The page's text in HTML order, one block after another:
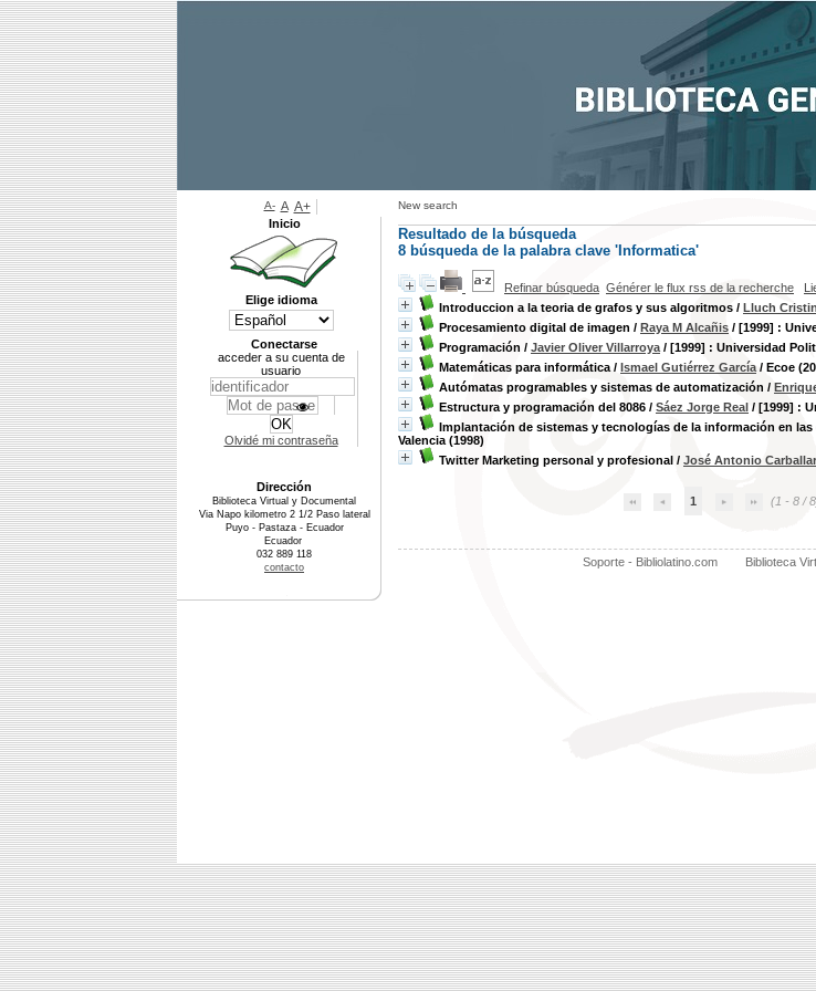
New search
Resultado de la búsqueda
8 búsqueda de la palabra clave 'Informatica'
Refinar búsqueda Générer le flux rss de la recherche
Introduccion a la teoria de grafos y sus algoritmos / Lluch
Procesamiento digital de imagen / Raya M Alcañis / [1999] :
Programación / Javier Oliver Villarroya / [1999] : Universidad
Matemáticas para informática / Ismael Gutiérrez García / Ecoe
Autómatas programables y sistemas de automatización /
Estructura y programación del 8086 / Sáez Jorge Real / [1999] :
Implantación de sistemas y tecnologías de la información en
Valencia (1998)
Twitter Marketing personal y profesional / José Antonio Carballar
1 (1 - 8 /
Soporte - Bibliolatino.com Biblioteca
A- A A+
Inicio
Elige idioma
Conectarse
acceder a su cuenta de
usuario
Olvidé mi contraseña
Dirección
Biblioteca Virtual y Documental
Via Napo kilometro 2 1/2 Paso lateral
Puyo - Pastaza - Ecuador
Ecuador
032 889 118
contacto